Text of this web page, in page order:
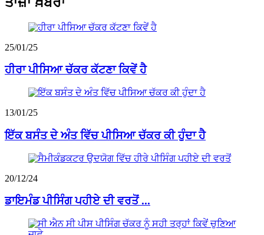
25/01/25
ਹੀਰਾ ਪੀਸਿਆ ਚੱਕਰ ਕੱਟਣਾ ਕਿਵੇਂ ਹੈ
13/01/25
ਇੱਕ ਬਸੰਤ ਦੇ ਅੰਤ ਵਿੱਚ ਪੀਸਿਆ ਚੱਕਰ ਕੀ ਹੁੰਦਾ ਹੈ
20/12/24
ਡਾਇਮੰਡ ਪੀਸਿੰਗ ਪਹੀਏ ਦੀ ਵਰਤੋਂ ...